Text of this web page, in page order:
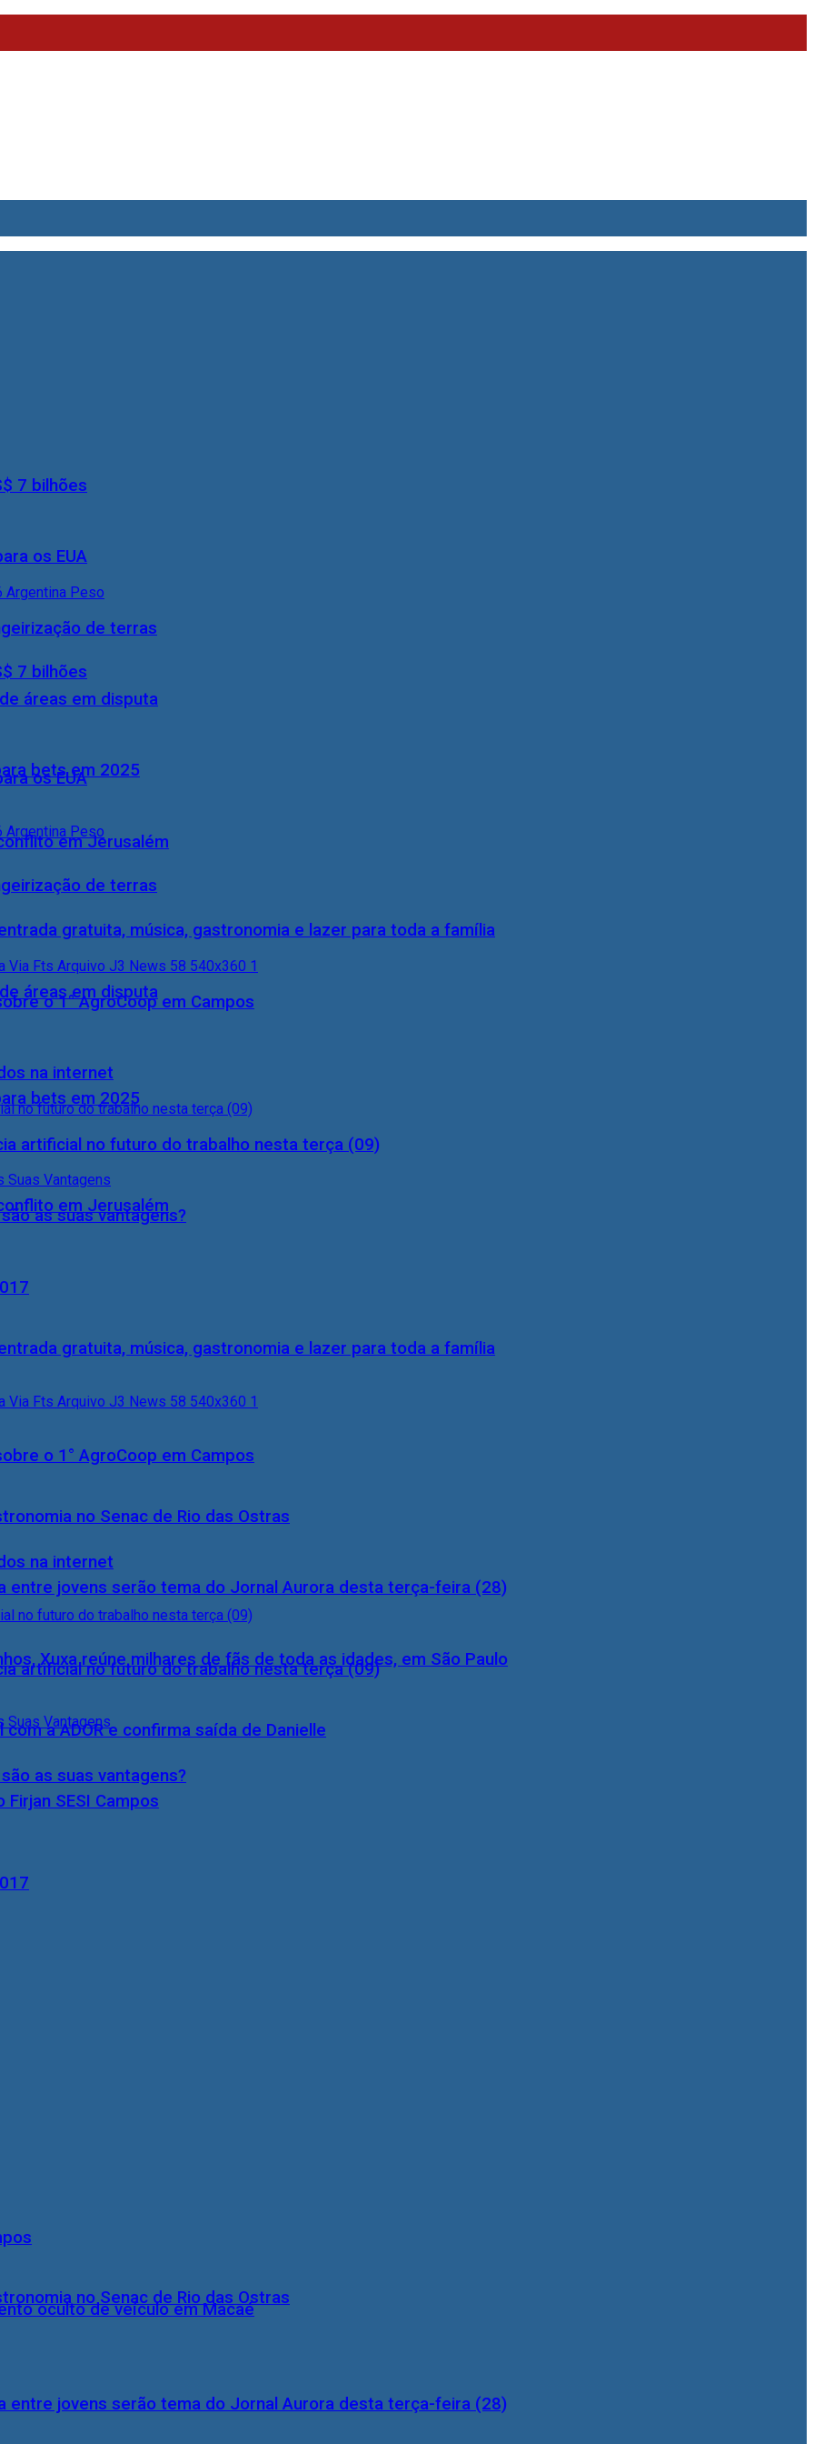
7 bilhões
os EUA
de terras
áreas em disputa
bets em 2025
em Jerusalém
gratuita, música, gastronomia e lazer para toda a família
o 1° AgroCoop em Campos
na internet
artificial no futuro do trabalho nesta terça (09)
as suas vantagens?
no Senac de Rio das Ostras
entre jovens serão tema do Jornal Aurora desta terça-feira (28)
7 bilhões
os EUA
de terras
áreas em disputa
bets em 2025
em Jerusalém
gratuita, música, gastronomia e lazer para toda a família
o 1° AgroCoop em Campos
na internet
artificial no futuro do trabalho nesta terça (09)
as suas vantagens?
no Senac de Rio das Ostras
entre jovens serão tema do Jornal Aurora desta terça-feira (28)
Xuxa reúne milhares de fãs de toda as idades, em São Paulo
a ADOR e confirma saída de Danielle
SESI Campos
oculto de veículo em Macaé